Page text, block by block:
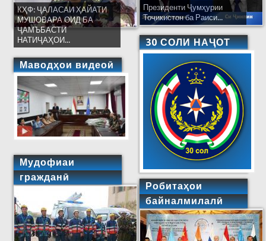
КҲФ: ҶАЛАСАИ ҲАЙАТИ
МУШОВАРА ОИД БА
ҶАМЪБАСТИ
НАТИҶАҲОИ...
Маводҳои видеоӣ
Мудофиаи
гражданӣ
Президенти Ҷумҳурии
Тоҷикистон ба Раиси...
30 СОЛИ НАҶОТ
Робитаҳои
байналмилалӣ